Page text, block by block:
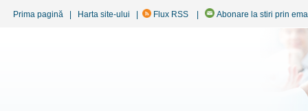
Prima pagină Harta site-ului Flux RSS Abonare la stiri prin